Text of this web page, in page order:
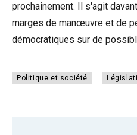
prochainement. Il s'agit
marges de manœuvre et de
démocratiques sur de
Politique et société